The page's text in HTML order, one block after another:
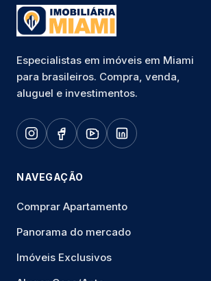
Especialistas em imóveis em Miami
para brasileiros. Compra, venda,
aluguel e investimentos.
NAVEGAÇÃO
Comprar Apartamento
Panorama do mercado
Imóveis Exclusivos